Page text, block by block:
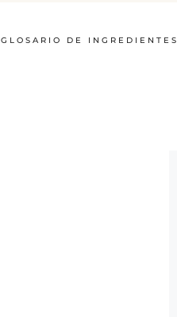
GLOSARIO DE INGREDIENTES